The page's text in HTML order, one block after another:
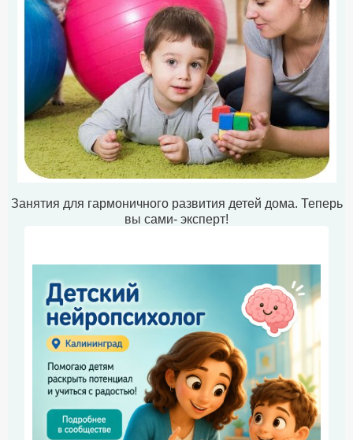
Занятия для гармоничного развития детей дома. Теперь
вы сами- эксперт!